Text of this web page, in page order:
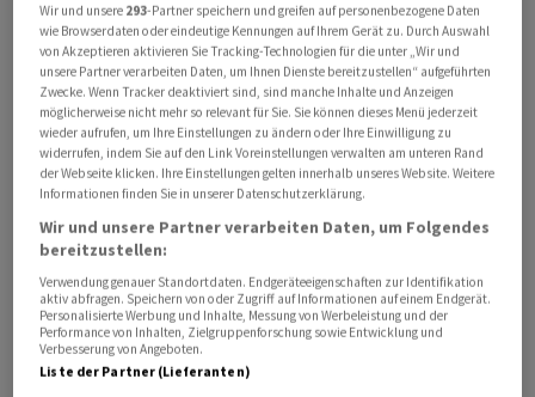
Schneider solle ‌Amtsinhaber ⁠Jim Hagemann Snabe nach
der Hauptversammlung am 11. Februar 2027 ablösen,
⁠teilte Siemens am Dienstag nach einer Sitzung des
Gremiums mit. Dass Schneider die ‌Nachfolge Snabes
antreten soll, war seit eineinhalb Jahren ‌klar, die
Hauptversammlung 2027 galt als ​letztmöglicher
Termin. Der ehemalige SAP-Manager Snabe versuchte
Zweifel an der Qualifikation Schneiders zu zerstreuen,
den er selbst angeheuert hatte: «Er ist die ideale
Besetzung. Das wird er sehr, sehr gut machen», sagte
Snabe dem «Handelsblatt». ‌Schneider habe sich sehr
gut eingearbeitet, er kenne jetzt das Unternehmen und
seine Kultur.
Wir und unsere 293-Partner speichern und greifen auf personenbezogene Daten
wie Browserdaten oder eindeutige Kennungen auf Ihrem Gerät zu. Durch Auswahl
von Akzeptieren aktivieren Sie Tracking-Technologien für die unter „Wir und
unsere Partner verarbeiten Daten, um Ihnen Dienste bereitzustellen“ aufgeführten
Zwecke. Wenn Tracker deaktiviert sind, sind manche Inhalte und Anzeigen
möglicherweise nicht mehr so relevant für Sie. Sie können dieses Menü jederzeit
wieder aufrufen, um Ihre Einstellungen zu ändern oder Ihre Einwilligung zu
widerrufen, indem Sie auf den Link Voreinstellungen verwalten am unteren Rand
der Webseite klicken. Ihre Einstellungen gelten innerhalb unseres Website. Weitere
Informationen finden Sie in unserer Datenschutzerklärung.
Wir und unsere Partner verarbeiten Daten, um Folgendes
bereitzustellen:
Verwendung genauer Standortdaten. Endgeräteeigenschaften zur Identifikation
aktiv abfragen. Speichern von oder Zugriff auf Informationen auf einem Endgerät.
Personalisierte Werbung und Inhalte, Messung von Werbeleistung und der
Performance von Inhalten, Zielgruppenforschung sowie Entwicklung und
Verbesserung von Angeboten.
Liste der Partner (Lieferanten)